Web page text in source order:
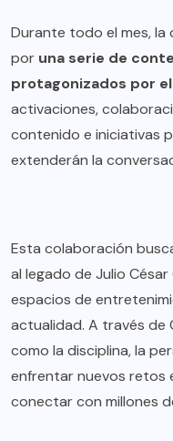
Durante todo el mes,
por una serie de
protagonizados por
activaciones,
contenido e iniciativas
extenderán la
Esta colaboración
al legado de Julio
espacios de
actualidad. A través de
como la disciplina, la
enfrentar nuevos retos
conectar con millones